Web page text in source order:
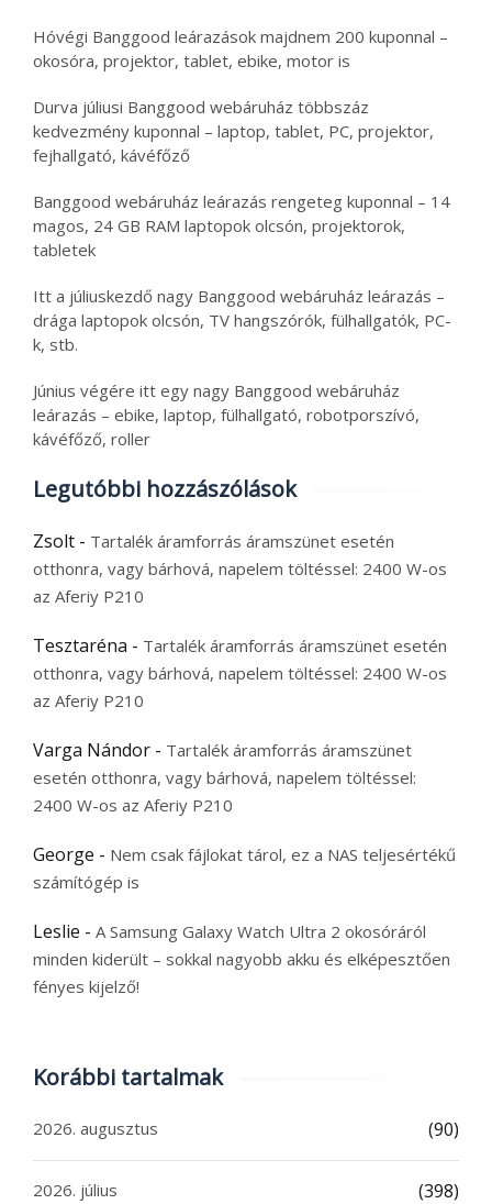
Hóvégi Banggood leárazások majdnem 200 kuponnal –
okosóra, projektor, tablet, ebike, motor is
Durva júliusi Banggood webáruház többszáz
kedvezmény kuponnal – laptop, tablet, PC, projektor,
fejhallgató, kávéfőző
Banggood webáruház leárazás rengeteg kuponnal – 14
magos, 24 GB RAM laptopok olcsón, projektorok,
tabletek
Itt a júliuskezdő nagy Banggood webáruház leárazás –
drága laptopok olcsón, TV hangszórók, fülhallgatók, PC-
k, stb.
Június végére itt egy nagy Banggood webáruház
leárazás – ebike, laptop, fülhallgató, robotporszívó,
kávéfőző, roller
Legutóbbi hozzászólások
Zsolt - Tartalék áramforrás áramszünet esetén
otthonra, vagy bárhová, napelem töltéssel: 2400 W-os
az Aferiy P210
Tesztaréna - Tartalék áramforrás áramszünet esetén
otthonra, vagy bárhová, napelem töltéssel: 2400 W-os
az Aferiy P210
Varga Nándor - Tartalék áramforrás áramszünet
esetén otthonra, vagy bárhová, napelem töltéssel:
2400 W-os az Aferiy P210
George - Nem csak fájlokat tárol, ez a NAS teljesértékű
számítógép is
Leslie - A Samsung Galaxy Watch Ultra 2 okosóráról
minden kiderült – sokkal nagyobb akku és elképesztően
fényes kijelző!
Korábbi tartalmak
2026. augusztus (90)
2026. július (398)